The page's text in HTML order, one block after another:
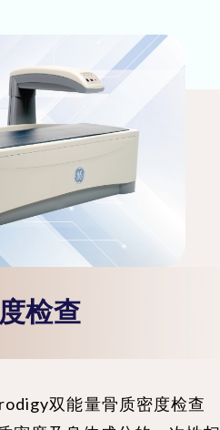
检查
双能量骨质密度检查